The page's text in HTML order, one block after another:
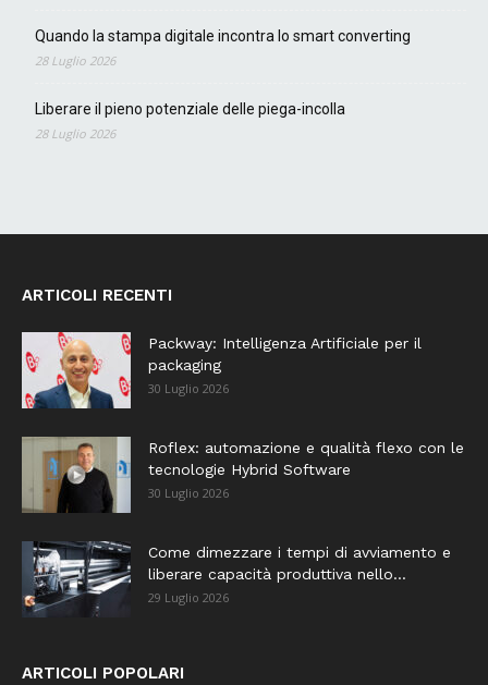
Quando la stampa digitale incontra lo smart converting
28 Luglio 2026
Liberare il pieno potenziale delle piega-incolla
28 Luglio 2026
ARTICOLI RECENTI
Packway: Intelligenza Artificiale per il
packaging
30 Luglio 2026
Roflex: automazione e qualità flexo con le
tecnologie Hybrid Software
30 Luglio 2026
Come dimezzare i tempi di avviamento e
liberare capacità produttiva nello...
29 Luglio 2026
ARTICOLI POPOLARI